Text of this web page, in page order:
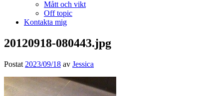
Mått och vikt
Off topic
Kontakta mig
20120918-080443.jpg
Postat 2023/09/18 av Jessica